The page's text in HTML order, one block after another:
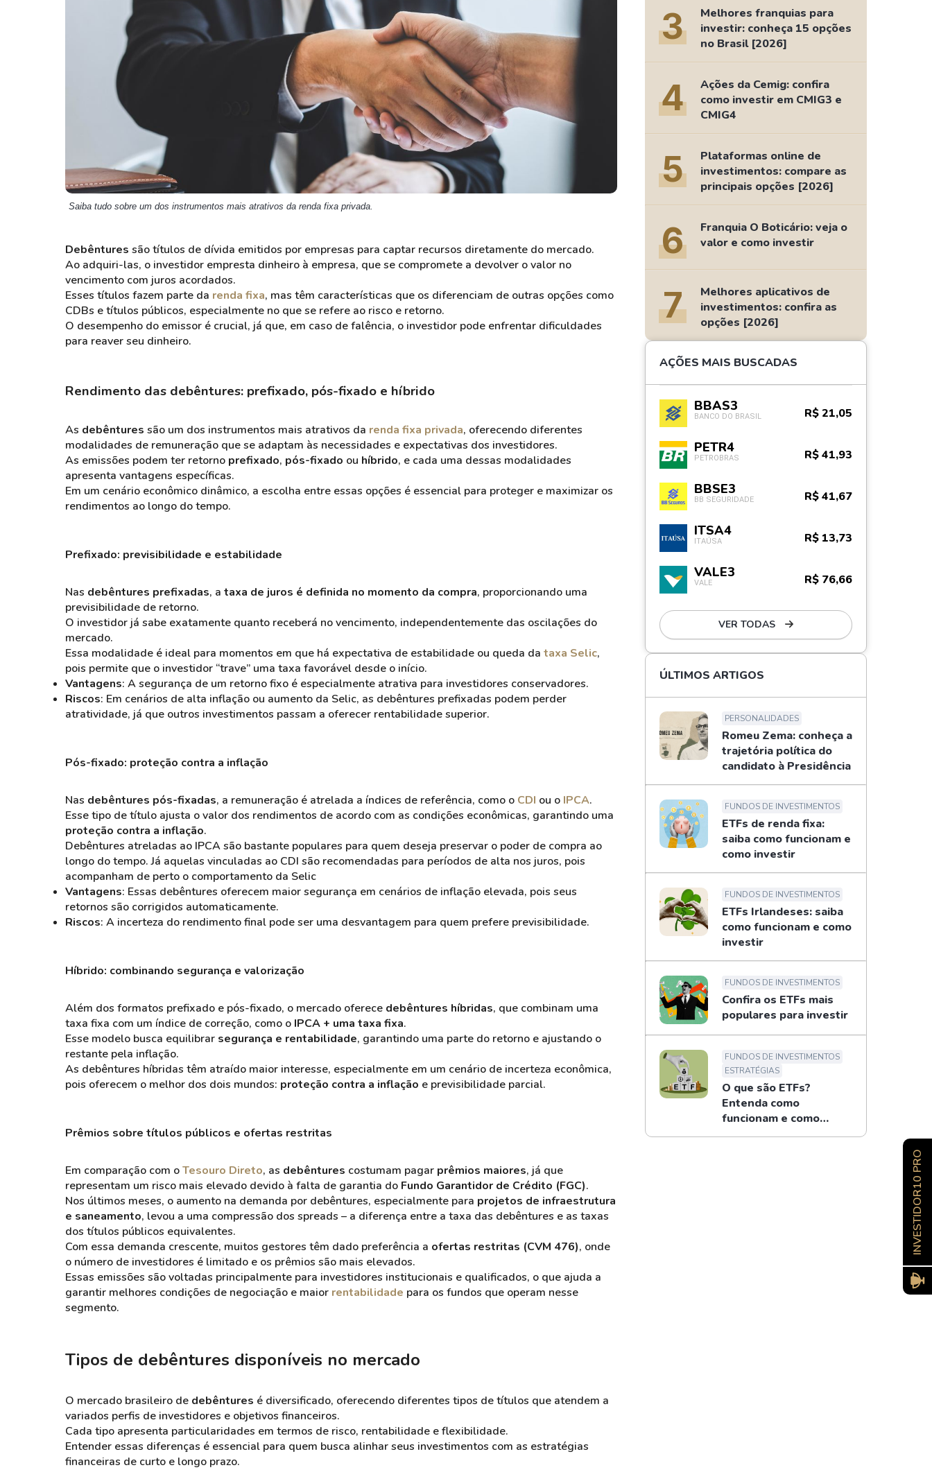
Petrobrás
Ver todos
KNRI11
KNCR11
GOLD11
XINA11
Ver todos
Meta
Coca-Cola
Ver todos
Cardano
As Ações Mais Buscadas
Guia do Iniciante
Saiba tudo sobre um dos instrumentos mais atrativos da renda fixa privada.
Debêntures são títulos de dívida emitidos por empresas para captar recursos diretamente do mercado.
Ao adquiri-las, o investidor empresta dinheiro à empresa, que se compromete a devolver o valor no
vencimento com juros acordados.
Esses títulos fazem parte da renda fixa, mas têm características que os diferenciam de outras opções como
CDBs e títulos públicos, especialmente no que se refere ao risco e retorno.
O desempenho do emissor é crucial, já que, em caso de falência, o investidor pode enfrentar dificuldades
para reaver seu dinheiro.
Rendimento das debêntures: prefixado, pós-fixado e híbrido
As debêntures são um dos instrumentos mais atrativos da renda fixa privada, oferecendo diferentes
modalidades de remuneração que se adaptam às necessidades e expectativas dos investidores.
As emissões podem ter retorno prefixado, pós-fixado ou híbrido, e cada uma dessas modalidades
apresenta vantagens específicas.
Em um cenário econômico dinâmico, a escolha entre essas opções é essencial para proteger e maximizar os
rendimentos ao longo do tempo.
Prefixado: previsibilidade e estabilidade
Nas debêntures prefixadas, a taxa de juros é definida no momento da compra, proporcionando uma
previsibilidade de retorno.
O investidor já sabe exatamente quanto receberá no vencimento, independentemente das oscilações do
mercado.
Essa modalidade é ideal para momentos em que há expectativa de estabilidade ou queda da taxa Selic,
pois permite que o investidor “trave” uma taxa favorável desde o início​.
Vantagens: A segurança de um retorno fixo é especialmente atrativa para investidores conservadores.
Riscos: Em cenários de alta inflação ou aumento da Selic, as debêntures prefixadas podem perder
atratividade, já que outros investimentos passam a oferecer rentabilidade superior.
Pós-fixado: proteção contra a inflação
Nas debêntures pós-fixadas, a remuneração é atrelada a índices de referência, como o CDI ou o IPCA.
Esse tipo de título ajusta o valor dos rendimentos de acordo com as condições econômicas, garantindo uma
proteção contra a inflação.
Debêntures atreladas ao IPCA são bastante populares para quem deseja preservar o poder de compra ao
longo do tempo. Já aquelas vinculadas ao CDI são recomendadas para períodos de alta nos juros, pois
acompanham de perto o comportamento da Selic​
Vantagens: Essas debêntures oferecem maior segurança em cenários de inflação elevada, pois seus
retornos são corrigidos automaticamente.
Riscos: A incerteza do rendimento final pode ser uma desvantagem para quem prefere previsibilidade.
Híbrido: combinando segurança e valorização
Além dos formatos prefixado e pós-fixado, o mercado oferece debêntures híbridas, que combinam uma
taxa fixa com um índice de correção, como o IPCA + uma taxa fixa.
Esse modelo busca equilibrar segurança e rentabilidade, garantindo uma parte do retorno e ajustando o
restante pela inflação.
As debêntures híbridas têm atraído maior interesse, especialmente em um cenário de incerteza econômica,
pois oferecem o melhor dos dois mundos: proteção contra a inflação e previsibilidade parcial​.
Prêmios sobre títulos públicos e ofertas restritas
Em comparação com oTesouro Direto, as debêntures costumam pagar prêmios maiores, já que
representam um risco mais elevado devido à falta de garantia do Fundo Garantidor de Crédito (FGC).
Nos últimos meses, o aumento na demanda por debêntures, especialmente para projetos de infraestrutura
e saneamento, levou a uma compressão dos spreads – a diferença entre a taxa das debêntures e as taxas
dos títulos públicos equivalentes​.
Com essa demanda crescente, muitos gestores têm dado preferência a ofertas restritas (CVM 476), onde
o número de investidores é limitado e os prêmios são mais elevados.
Essas emissões são voltadas principalmente para investidores institucionais e qualificados, o que ajuda a
garantir melhores condições de negociação e maior rentabilidade para os fundos que operam nesse
segmento​.
Tipos de debêntures disponíveis no mercado
O mercado brasileiro de debêntures é diversificado, oferecendo diferentes tipos de títulos que atendem a
variados perfis de investidores e objetivos financeiros.
Cada tipo apresenta particularidades em termos de risco, rentabilidade e flexibilidade.
Entender essas diferenças é essencial para quem busca alinhar seus investimentos com as estratégias
financeiras de curto e longo prazo.
3
Melhores franquias para
investir: conheça 15 opções
no Brasil [2026]
4
Ações da Cemig: confira
como investir em CMIG3 e
CMIG4
5
Plataformas online de
investimentos: compare as
principais opções [2026]
6
Franquia O Boticário: veja o
valor e como investir
7
Melhores aplicativos de
investimentos: confira as
opções [2026]
AÇÕES MAIS BUSCADAS
BBAS3
BANCO DO BRASIL R$ 21,05
PETR4
PETROBRAS R$ 41,93
BBSE3
BB SEGURIDADE R$ 41,67
ITSA4
ITAÚSA R$ 13,73
VALE3
VALE R$ 76,66
VER TODAS
ÚLTIMOS ARTIGOS
PERSONALIDADES
Romeu Zema: conheça a
trajetória política do
candidato à Presidência
FUNDOS DE INVESTIMENTOS
ETFs de renda fixa:
saiba como funcionam e
como investir
FUNDOS DE INVESTIMENTOS
ETFs Irlandeses: saiba
como funcionam e como
investir
FUNDOS DE INVESTIMENTOS
Confira os ETFs mais
populares para investir
FUNDOS DE INVESTIMENTOS
ESTRATÉGIAS
O que são ETFs?
Entenda como
funcionam e como
investir [Guia
INVESTIDOR10 PRO